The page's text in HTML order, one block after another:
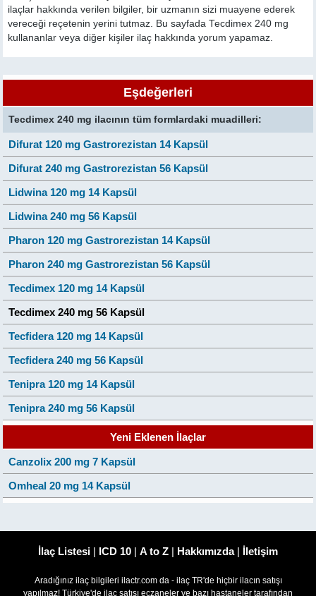
ilaçlar hakkında verilen bilgiler, bir uzmanın sizi muayene ederek
vereceği reçetenin yerini tutmaz. Bu sayfada Tecdimex 240 mg
kullananlar veya diğer kişiler ilaç hakkında yorum yapamaz.
Eşdeğerleri
Tecdimex 240 mg ilacının tüm formlardaki muadilleri:
Difurat 120 mg Gastrorezistan 14 Kapsül
Difurat 240 mg Gastrorezistan 56 Kapsül
Lidwina 120 mg 14 Kapsül
Lidwina 240 mg 56 Kapsül
Pharon 120 mg Gastrorezistan 14 Kapsül
Pharon 240 mg Gastrorezistan 56 Kapsül
Tecdimex 120 mg 14 Kapsül
Tecdimex 240 mg 56 Kapsül
Tecfidera 120 mg 14 Kapsül
Tecfidera 240 mg 56 Kapsül
Tenipra 120 mg 14 Kapsül
Tenipra 240 mg 56 Kapsül
Yeni Eklenen İlaçlar
Canzolix 200 mg 7 Kapsül
Omheal 20 mg 14 Kapsül
İlaç Listesi | ICD 10 | A to Z | Hakkımızda| İletişim
Aradığınız ilaç bilgileri ilactr.com da - ilaç TR'de hiçbir ilacın satışı
yapılmaz! Türkiye'de ilaç satışı eczaneler ve bazı hastaneler tarafından